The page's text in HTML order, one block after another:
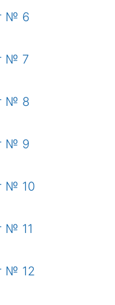
№ 6
№ 7
№ 8
№ 9
№ 10
№ 11
№ 12